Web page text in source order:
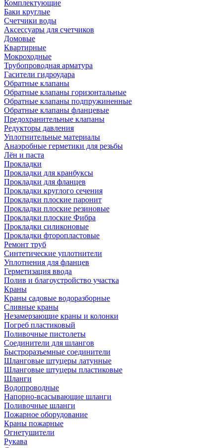
Комплектующие
Баки круглые
Счетчики воды
Аксессуары для счетчиков
Домовые
Квартирные
Мокроходные
Трубопроводная арматура
Гасители гидроудара
Обратные клапаны
Обратные клапаны горизонтальные
Обратные клапаны подпружиненные
Обратные клапаны фланцевые
Предохранительные клапаны
Редукторы давления
Уплотнительные материалы
Анаэробные герметики для резьбы
Лён и паста
Прокладки
Прокладки для кранбуксы
Прокладки для фланцев
Прокладки круглого сечения
Прокладки плоские паронит
Прокладки плоские резиновые
Прокладки плоские Фибра
Прокладки силиконовые
Прокладки фторопластовые
Ремонт труб
Синтетические уплотнители
Уплотнения для фланцев
Герметизация ввода
Полив и благоустройство участка
Краны
Краны садовые водоразборные
Сливные краны
Незамерзающие краны и колонки
Погреб пластиковый
Поливочные пистолеты
Соединители для шлангов
Быстроразъемные соединители
Шланговые штуцеры латунные
Шланговые штуцеры пластиковые
Шланги
Водопроводные
Напорно-всасывающие шланги
Поливочные шланги
Пожарное оборудование
Краны пожарные
Огнетушители
Рукава